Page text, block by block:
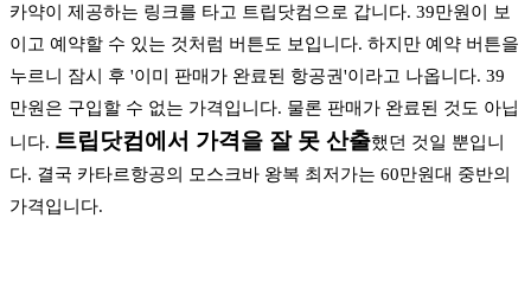
카약이 제공하는 링크를 타고 트립닷컴으로 갑니다. 39만원이 보
이고 예약할 수 있는 것처럼 버튼도 보입니다. 하지만 예약 버튼을
누르니 잠시 후 '이미 판매가 완료된 항공권'이라고 나옵니다. 39
만원은 구입할 수 없는 가격입니다. 물론 판매가 완료된 것도 아닙
니다. 트립닷컴에서 가격을 잘 못 산출했던 것일 뿐입니
다. 결국 카타르항공의 모스크바 왕복 최저가는 60만원대 중반의
가격입니다.